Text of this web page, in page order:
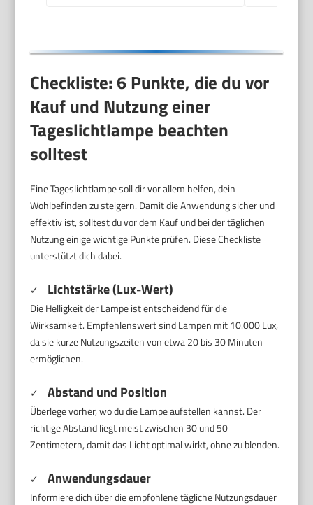
Checkliste: 6 Punkte, die du vor
Kauf und Nutzung einer
Tageslichtlampe beachten
solltest
Eine Tageslichtlampe soll dir vor allem helfen, dein
Wohlbefinden zu steigern. Damit die Anwendung sicher und
effektiv ist, solltest du vor dem Kauf und bei der täglichen
Nutzung einige wichtige Punkte prüfen. Diese Checkliste
unterstützt dich dabei.
✓ Lichtstärke (Lux-Wert)
Die Helligkeit der Lampe ist entscheidend für die
Wirksamkeit. Empfehlenswert sind Lampen mit 10.000 Lux,
da sie kurze Nutzungszeiten von etwa 20 bis 30 Minuten
ermöglichen.
✓ Abstand und Position
Überlege vorher, wo du die Lampe aufstellen kannst. Der
richtige Abstand liegt meist zwischen 30 und 50
Zentimetern, damit das Licht optimal wirkt, ohne zu blenden.
✓ Anwendungsdauer
Informiere dich über die empfohlene tägliche Nutzungsdauer